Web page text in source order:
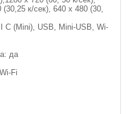
к/сек), 640 x 480 (30,
(Mini), USB, Mini-USB, Wi-
да
Fi